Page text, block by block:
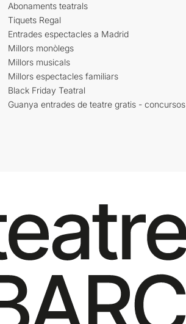
Abonaments teatrals
Tiquets Regal
Entrades espectacles a Madrid
Millors monòlegs
Millors musicals
Millors espectacles familiars
Black Friday Teatral
Guanya entrades de teatre gratis - concursos